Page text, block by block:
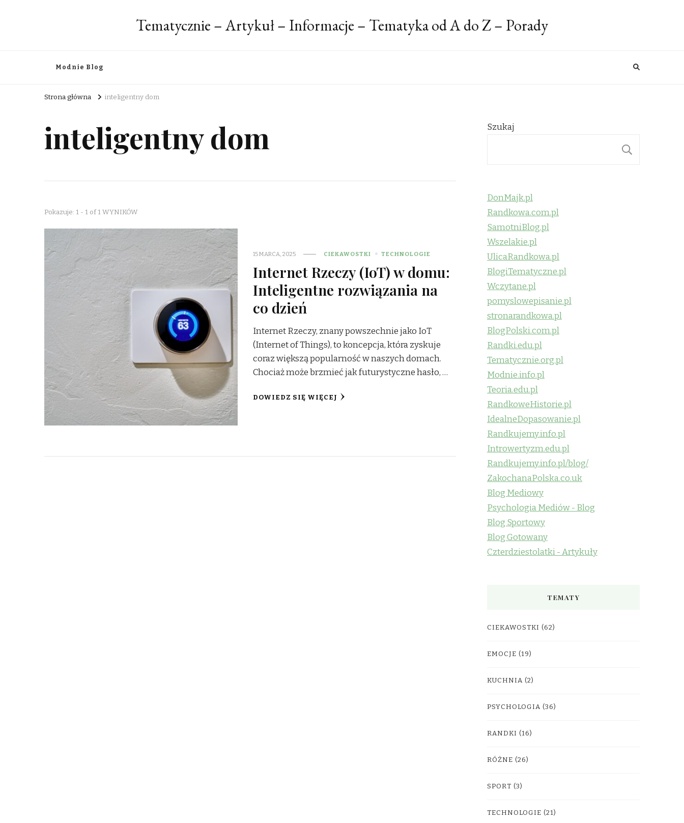
Tematycznie – Artykuł – Informacje – Tematyka od A do Z – Porady
Modnie Blog
Strona główna inteligentny dom
inteligentny dom
Pokazuje: 1 - 1 of 1 WYNIKÓW
15 MARCA, 2025 CIEKAWOSTKI TECHNOLOGIE
Internet Rzeczy (IoT) w domu:
Inteligentne rozwiązania na
co dzień
Internet Rzeczy, znany powszechnie jako IoT
(Internet of Things), to koncepcja, która zyskuje
coraz większą popularność w naszych domach.
Chociaż może brzmieć jak futurystyczne hasło, …
DOWIEDZ SIĘ WIĘCEJ
Szukaj
DonMajk.pl
Randkowa.com.pl
SamotniBlog.pl
Wszelakie.pl
UlicaRandkowa.pl
BlogiTematyczne.pl
Wczytane.pl
pomyslowepisanie.pl
stronarandkowa.pl
BlogPolski.com.pl
Randki.edu.pl
Tematycznie.org.pl
Modnie.info.pl
Teoria.edu.pl
RandkoweHistorie.pl
IdealneDopasowanie.pl
Randkujemy.info.pl
Introwertyzm.edu.pl
Randkujemy.info.pl/blog/
ZakochanaPolska.co.uk
Blog Mediowy
Psychologia Mediów - Blog
Blog Sportowy
Blog Gotowany
Czterdziestolatki - Artykuły
TEMATY
CIEKAWOSTKI (62)
EMOCJE (19)
KUCHNIA (2)
PSYCHOLOGIA (36)
RANDKI (16)
RÓŻNE (26)
SPORT (3)
TECHNOLOGIE (21)